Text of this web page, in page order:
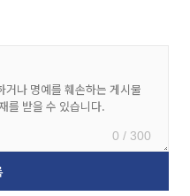
0 / 300